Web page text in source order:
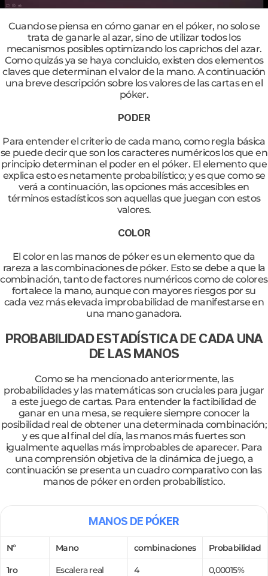
Cuando se piensa en cómo ganar en el póker, no solo se
trata de ganarle al azar, sino de utilizar todos los
mecanismos posibles optimizando los caprichos del azar.
Como quizás ya se haya concluido, existen dos elementos
claves que determinan el valor de la mano. A continuación
una breve descripción sobre los valores de las cartas en el
póker.
PODER
Para entender el criterio de cada mano, como regla básica
se puede decir que son los caracteres numéricos los que en
principio determinan el poder en el póker. El elemento que
explica esto es netamente probabilístico; y es que como se
verá a continuación, las opciones más accesibles en
términos estadísticos son aquellas que juegan con estos
valores.
COLOR
El color en las manos de póker es un elemento que da
rareza a las combinaciones de póker. Esto se debe a que la
combinación, tanto de factores numéricos como de colores
fortalece la mano, aunque con mayores riesgos por su
cada vez más elevada improbabilidad de manifestarse en
una mano ganadora.
PROBABILIDAD ESTADÍSTICA DE CADA UNA
DE LAS MANOS
Como se ha mencionado anteriormente, las
probabilidades y las matemáticas son cruciales para jugar
a este juego de cartas. Para entender la factibilidad de
ganar en una mesa, se requiere siempre conocer la
posibilidad real de obtener una determinada combinación;
y es que al final del día, las manos más fuertes son
igualmente aquellas más improbables de aparecer. Para
una comprensión objetiva de la dinámica de juego, a
continuación se presenta un cuadro comparativo con las
manos de póker en orden probabilístico.
Nº Mano combinaciones Probabilidad
1ro Escalera real 4 0,00015%
MANOS DE PÓKER